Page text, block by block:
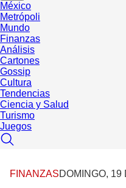
México
Metrópoli
Mundo
Finanzas
Análisis
Cartones
Gossip
Cultura
Tendencias
Ciencia y Salud
Turismo
Juegos
FINANZASDOMINGO,